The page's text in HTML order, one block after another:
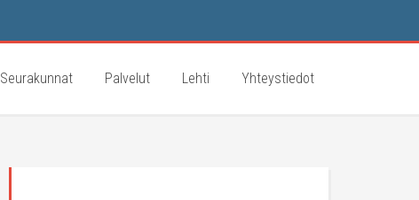
Seurakunnat Palvelut Lehti Yhteystiedot